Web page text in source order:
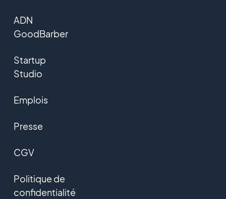
ADN
GoodBarber
Startup
Studio
Emplois
Presse
CGV
Politique de
confidentialité